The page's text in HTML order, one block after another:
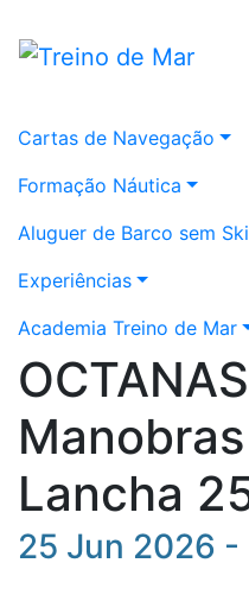
Cartas de Navegação
Formação Náutica
Aluguer de Barco sem
Experiências
Academia Treino de Mar
Lancha
25 Jun 2026